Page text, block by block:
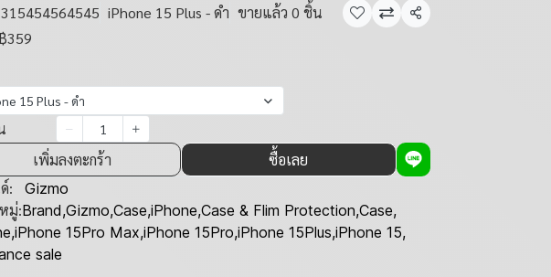
315454564545 iPhone 15 Plus - ดำ ขายแล้ว 0 ชิ้น
แชร์
฿359
15 Plus - ดำ
เพิ่มลงตะกร้า
ซื้อเลย
:
Gizmo
มู่:Brand,Gizmo,Case,iPhone,Case & Flim Protection,Case,
,iPhone 15Pro Max,iPhone 15Pro,iPhone 15Plus,iPhone 15,
sale